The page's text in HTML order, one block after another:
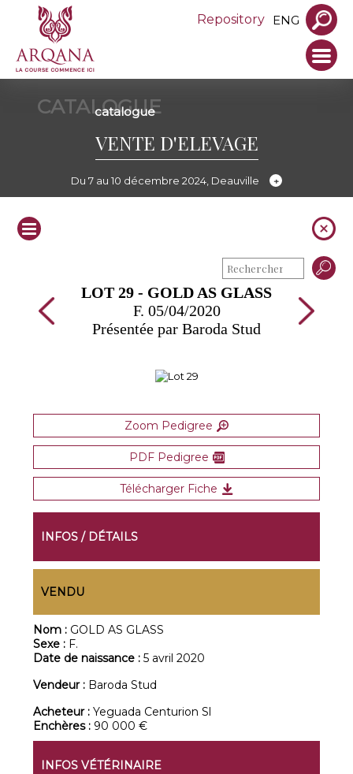
Repository ENG
CATALOGUE
catalogue
VENTE D'ELEVAGE
Du 7 au 10 décembre 2024, Deauville
LOT 29 - GOLD AS GLASS
F. 05/04/2020
Présentée par Baroda Stud
Zoom Pedigree
PDF Pedigree
Télécharger Fiche
INFOS / DÉTAILS
VENDU
Nom : GOLD AS GLASS
Sexe : F.
Date de naissance :5 avril 2020
Vendeur : Baroda Stud
Acheteur :Yeguada Centurion Sl
Enchères : 90 000 €
INFOS VÉTÉRINAIRE